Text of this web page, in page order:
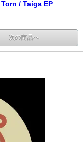
Torn / Taiga EP
次の商品へ